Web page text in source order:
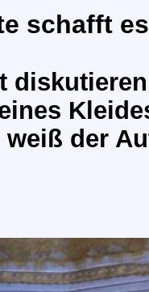
schafft
weiß der